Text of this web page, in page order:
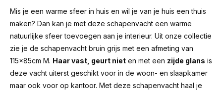
Mis je een warme sfeer in huis en wil je van je huis een thuis
maken? Dan kan je met deze schapenvacht een warme
natuurlijke sfeer toevoegen aan je interieur. Uit onze collectie
zie je de schapenvacht bruin grijs met een afmeting van
115x85cm M. Haar vast, geurt niet en met een zijde glans is
deze vacht uiterst geschikt voor in de woon- en slaapkamer
maar ook voor op kantoor. Met deze schapenvacht haal je